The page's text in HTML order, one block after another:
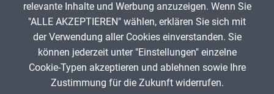
ANZEIGE
Spenden
relevante Inhalte und Werbung anzuzeigen. Wenn Sie
"ALLE AKZEPTIEREN" wählen, erklären Sie sich mit
der Verwendung aller Cookies einverstanden. Sie
können jederzeit unter "Einstellungen" einzelne
Cookie-Typen akzeptieren und ablehnen sowie Ihre
Zustimmung für die Zukunft widerrufen.